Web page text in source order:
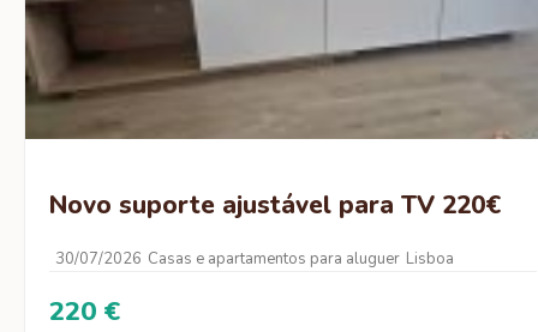
Novo suporte ajustável para TV 220€
30/07/2026 Casas e apartamentos para aluguer Lisboa
220 €